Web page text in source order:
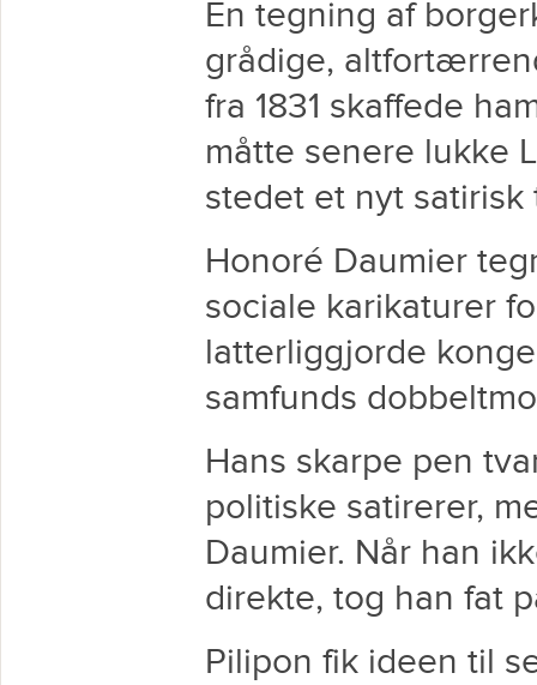
En tegning af
grådige,
fra 1831 skaffede
måtte senere lukke
stedet et nyt satirisk
Honoré Daumier
sociale karikaturer
latterliggjorde
samfunds
Hans skarpe pen
politiske satirerer,
Daumier. Når han
direkte, tog han fat
Pilipon fik ideen til